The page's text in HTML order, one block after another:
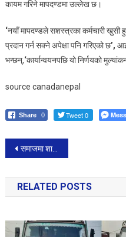
कायम गरिने मापदण्डमा उल्लेख छ।
‘नयाँ मापदण्डले सशस्त्रका कर्मचारी खुसी
प्रदान गर्न सक्ने अपेक्षा पनि गरिएको छ’,
भन्छन्,‘कार्यान्वयनपछि यो निर्णयको
source canadanepal
Share 0 Tweet 0
Post
navigation
समाजमा शान्ति सुरक्षा, सामाजिक सद्‍भाव, एकता र सहिष्णुता कायम गर्न सबै सुरक्षा निकायहरूले व्यावसायिक समन्वयकासाथ कर्तव्य निर्वाह गर्नुपर्ने: उपप्रधानमन्त्री एवम् गृहमन्त्री नारायणकाजी श्रेष्ठ
RELATED POSTS